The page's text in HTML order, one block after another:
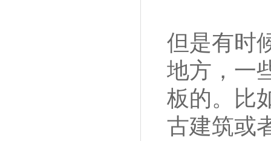
但是有时
地方，一
板的。比
古建筑或